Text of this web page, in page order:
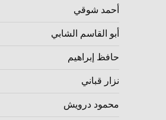
أحمد شوقي
أبو القاسم الشابي
حافظ إبراهيم
نزار قباني
محمود درويش